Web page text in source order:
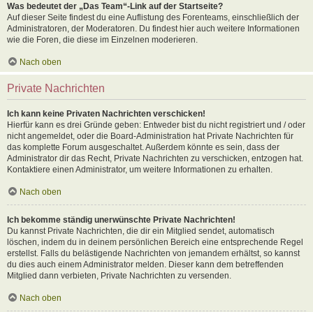
Was bedeutet der „Das Team“-Link auf der Startseite?
Auf dieser Seite findest du eine Auflistung des Forenteams, einschließlich der
Administratoren, der Moderatoren. Du findest hier auch weitere Informationen
wie die Foren, die diese im Einzelnen moderieren.
Nach oben
Private Nachrichten
Ich kann keine Privaten Nachrichten verschicken!
Hierfür kann es drei Gründe geben: Entweder bist du nicht registriert und / oder
nicht angemeldet, oder die Board-Administration hat Private Nachrichten für
das komplette Forum ausgeschaltet. Außerdem könnte es sein, dass der
Administrator dir das Recht, Private Nachrichten zu verschicken, entzogen hat.
Kontaktiere einen Administrator, um weitere Informationen zu erhalten.
Nach oben
Ich bekomme ständig unerwünschte Private Nachrichten!
Du kannst Private Nachrichten, die dir ein Mitglied sendet, automatisch
löschen, indem du in deinem persönlichen Bereich eine entsprechende Regel
erstellst. Falls du belästigende Nachrichten von jemandem erhältst, so kannst
du dies auch einem Administrator melden. Dieser kann dem betreffenden
Mitglied dann verbieten, Private Nachrichten zu versenden.
Nach oben